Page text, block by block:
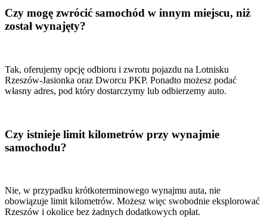
Czy mogę zwrócić samochód w innym miejscu, niż
został wynajęty?
Tak, oferujemy opcję odbioru i zwrotu pojazdu na Lotnisku
Rzeszów-Jasionka oraz Dworcu PKP. Ponadto możesz podać
własny adres, pod który dostarczymy lub odbierzemy auto.
Czy istnieje limit kilometrów przy wynajmie
samochodu?
Nie, w przypadku krótkoterminowego wynajmu auta, nie
obowiązuje limit kilometrów. Możesz więc swobodnie eksplorować
Rzeszów i okolice bez żadnych dodatkowych opłat.